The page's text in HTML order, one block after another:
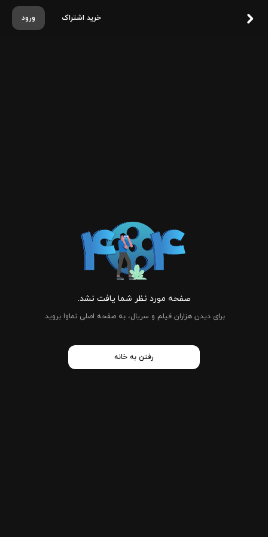
ورود خرید اشتراک
صفحه مورد نظر شما یافت نشد.
برای دیدن هزاران فیلم و سریال، به صفحه اصلی نماوا بروید.
رفتن به خانه